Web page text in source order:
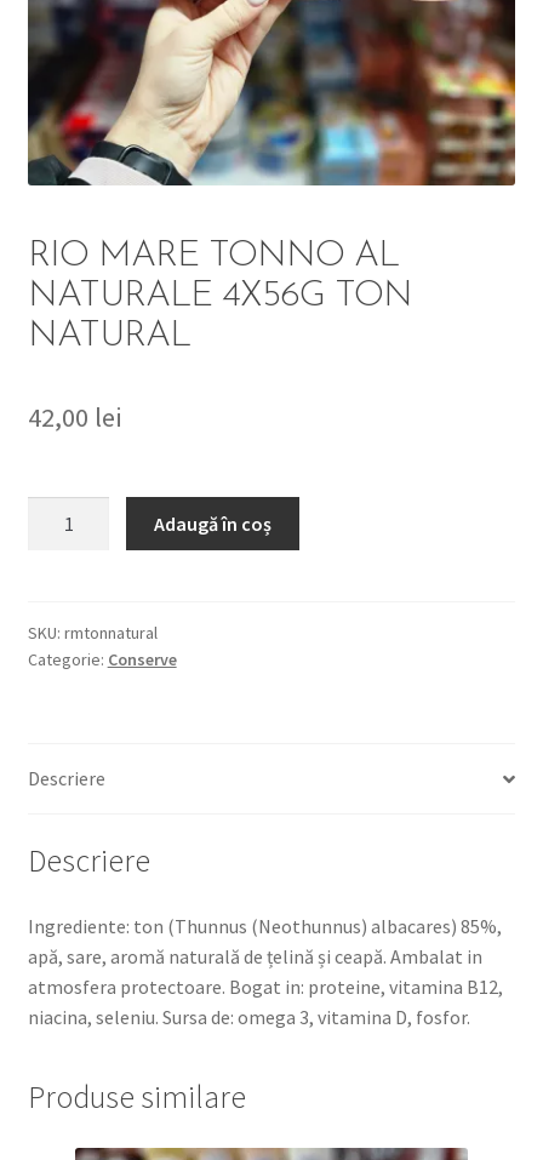
DETERGENT
SOLUȚII CURĂȚENIE
ÎNGRIJIRE
PERSONALĂ
RIO MARE TONNO AL
NATURALE 4X56G TON
NATURAL
42,00 lei
AL
NATURALE
Adaugă în coș
SKU: rmtonnatural
Categorie: Conserve
Descriere
Descriere
Ingrediente: ton (Thunnus (Neothunnus) albacares) 85%,
apă, sare, aromă naturală de țelină și ceapă. Ambalat in
atmosfera protectoare. Bogat in: proteine, vitamina B12,
niacina, seleniu. Sursa de: omega 3, vitamina D, fosfor.
Produse similare